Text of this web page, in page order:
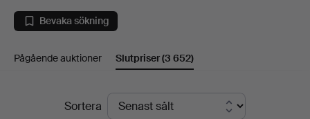
Spanien
Bevaka sökning
Pågående auktioner Slutpriser(3 652)
SlutpriserSortera